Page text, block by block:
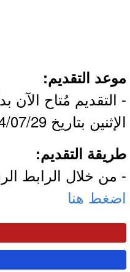
موعد التقديم:
الإثنين بتاريخ 1444/07/29هـ الموافق 2023/02/20م.
طريقة التقديم:
- من خلال الرابط
اضغط هنا